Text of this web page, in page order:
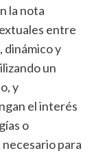
la nota
entre
dinámico y
un
y
el interés
o
para